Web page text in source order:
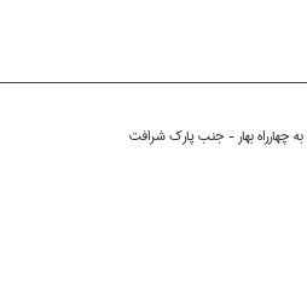
چهارراه بهار - جنب پارك شرافت